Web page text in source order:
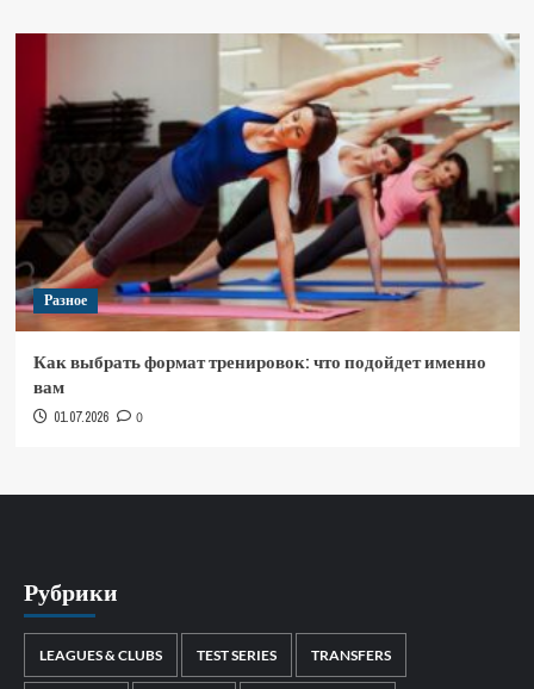
Разное
Как выбрать формат тренировок: что подойдет именно
вам
01.07.2026 0
Рубрики
LEAGUES & CLUBS TEST SERIES TRANSFERS